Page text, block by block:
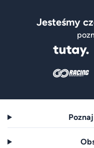
Jesteśmy